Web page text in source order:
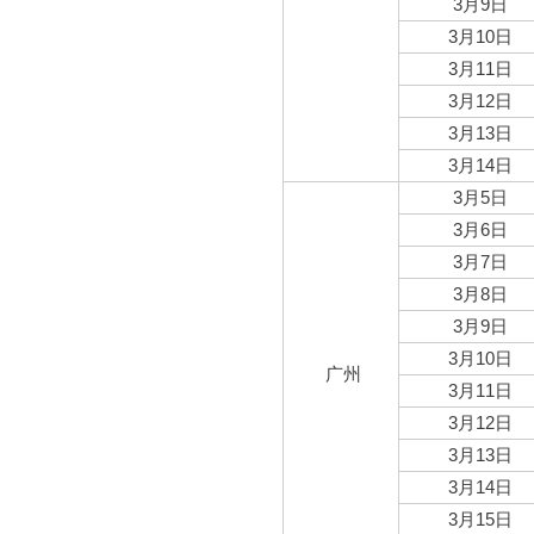
3月9日
3月10日
3月11日
3月12日
3月13日
3月14日
广州
3月5日
3月6日
3月7日
3月8日
3月9日
3月10日
3月11日
3月12日
3月13日
3月14日
3月15日